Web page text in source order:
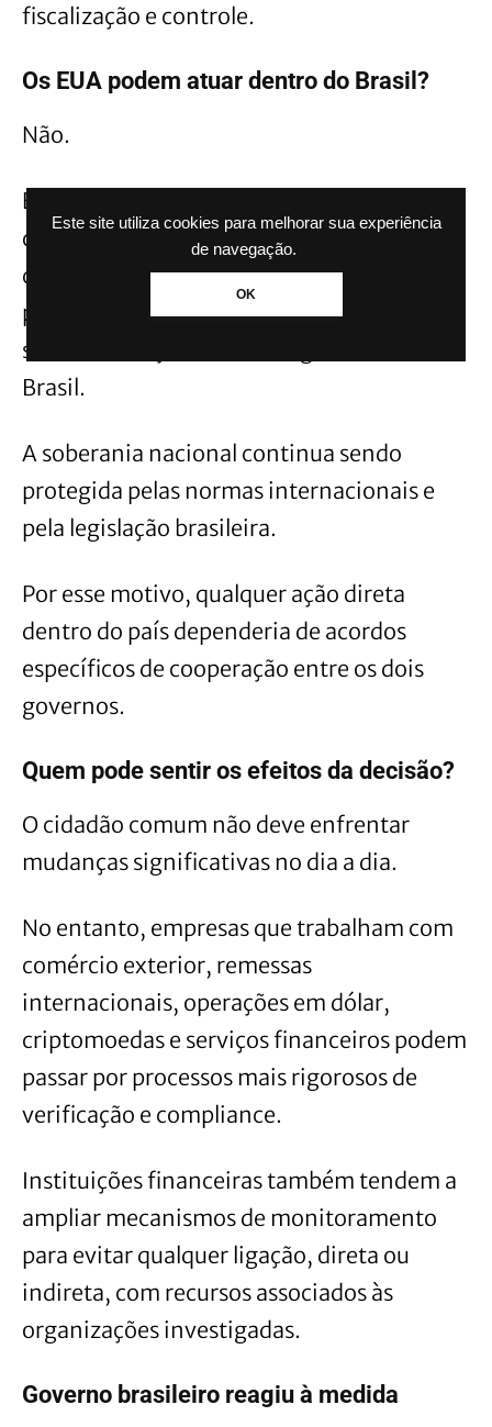
Este site utiliza cookies para melhorar sua experiência
de navegação.
OK
fiscalização e controle.
Os EUA podem atuar dentro do Brasil?
Não.
Especialistas em direito internacional
destacam que a classificação não autoriza
qualquer tipo de operação militar ou
policial americana em território brasileiro
sem autorização formal do governo do
Brasil.
A soberania nacional continua sendo
protegida pelas normas internacionais e
pela legislação brasileira.
Por esse motivo, qualquer ação direta
dentro do país dependeria de acordos
específicos de cooperação entre os dois
governos.
Quem pode sentir os efeitos da decisão?
O cidadão comum não deve enfrentar
mudanças significativas no dia a dia.
No entanto, empresas que trabalham com
comércio exterior, remessas
internacionais, operações em dólar,
criptomoedas e serviços financeiros podem
passar por processos mais rigorosos de
verificação e compliance.
Instituições financeiras também tendem a
ampliar mecanismos de monitoramento
para evitar qualquer ligação, direta ou
indireta, com recursos associados às
organizações investigadas.
Governo brasileiro reagiu à medida